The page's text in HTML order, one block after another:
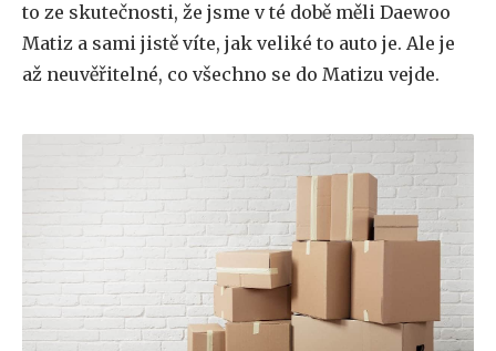
to ze skutečnosti, že jsme v té době měli Daewoo
Matiz a sami jistě víte, jak veliké to auto je. Ale je
až neuvěřitelné, co všechno se do Matizu vejde.